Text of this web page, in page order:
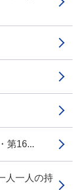
第16...
人一人の持